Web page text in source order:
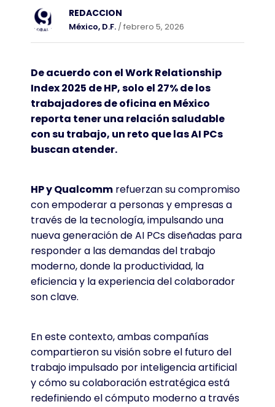
REDACCION
México, D.F. / febrero 5, 2026
De acuerdo con el Work Relationship
Index 2025 de HP, solo el 27% de los
trabajadores de oficina en México
reporta tener una relación saludable
con su trabajo, un reto que las AI PCs
buscan atender.
HP y Qualcomm refuerzan su compromiso
con empoderar a personas y empresas a
través de la tecnología, impulsando una
nueva generación de AI PCs diseñadas para
responder a las demandas del trabajo
moderno, donde la productividad, la
eficiencia y la experiencia del colaborador
son clave.
En este contexto, ambas compañías
compartieron su visión sobre el futuro del
trabajo impulsado por inteligencia artificial
y cómo su colaboración estratégica está
redefiniendo el cómputo moderno a través